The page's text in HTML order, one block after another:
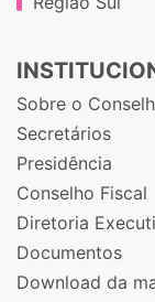
Sobre o
Secretários
Presidência
Conselho Fiscal
Diretoria
Documentos
Download da